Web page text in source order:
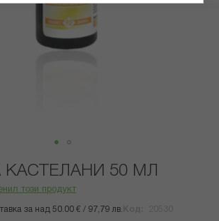
КАСТЕЛАНИ 50 МЛ
този продукт
за над 50.00 € / 97,79 лв.